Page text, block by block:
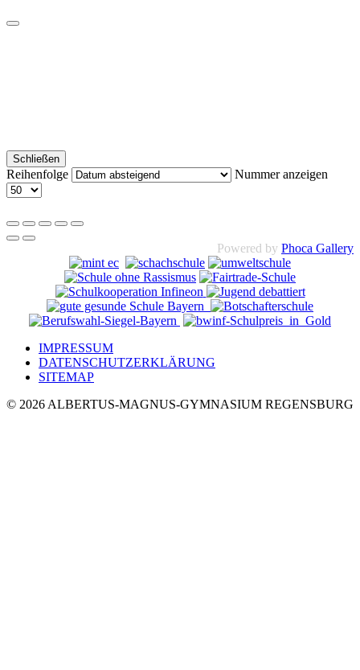
Schließen
Reihenfolge Nummer anzeigen
Powered by Phoca Gallery
IMPRESSUM
DATENSCHUTZERKLÄRUNG
SITEMAP
© 2026 ALBERTUS-MAGNUS-GYMNASIUM REGENSBURG